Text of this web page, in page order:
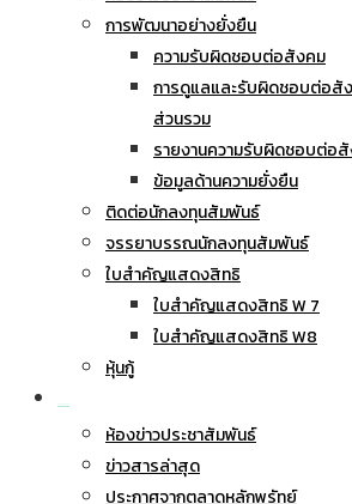
การพัฒนาอย่างยั่งยืน
ความรับผิดชอบต่อสังคม
การดูแลและรับผิดชอบต่อสั
ส่วนรวม
รายงานความรับผิดชอบต่อ
ข้อมูลด้านความยั่งยืน
ติดต่อนักลงทุนสัมพันธ์
จรรยาบรรณนักลงทุนสัมพันธ์
ใบสำคัญแสดงสิทธิ
ใบสำคัญแสดงสิทธิ W 7
ใบสำคัญแสดงสิทธิ W8
หุ้นกู้
ห้องข่าวประชาสัมพันธ์
ข่าวสารล่าสุด
ประกาศจากตลาดหลักพรัทย์